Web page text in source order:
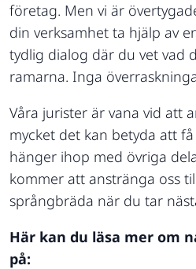
företag. Men vi är
din verksamhet ta hjälp av
tydlig dialog där du vet vad
ramarna. Inga
Våra jurister är vana vid att
mycket det kan betyda att
hänger ihop med övriga
kommer att anstränga oss
språngbräda när du tar
Här kan du läsa mer om
på: